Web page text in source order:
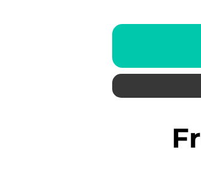
Fruktleverans som gör